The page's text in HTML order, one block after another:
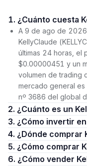
1. ¿Cuánto cuesta
A 9 de ago de
KellyClaude
últimas 24 horas, el
$0.00000451 y un
volumen de trading
mercado general
nº 3686 del global
2. ¿Cuánto es un
3. ¿Cómo invertir
4. ¿Dónde
5. ¿Cómo comprar
6. ¿Cómo vender